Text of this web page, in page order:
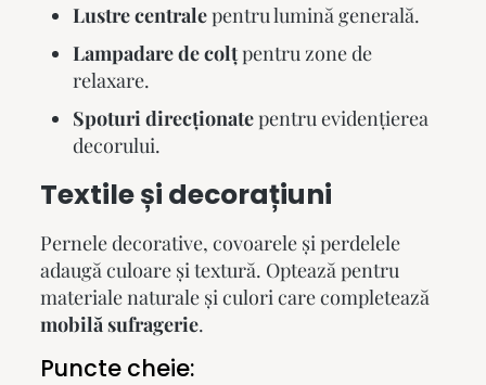
Lustre centralepentru lumină generală.
Lampadare de colțpentru zone de
relaxare.
Spoturi direcționatepentru evidențierea
decorului.
Textile și decorațiuni
Pernele decorative, covoarele și perdelele
adaugă culoare și textură. Optează pentru
materiale naturale și culori care completează
mobilă sufragerie.
Puncte cheie: